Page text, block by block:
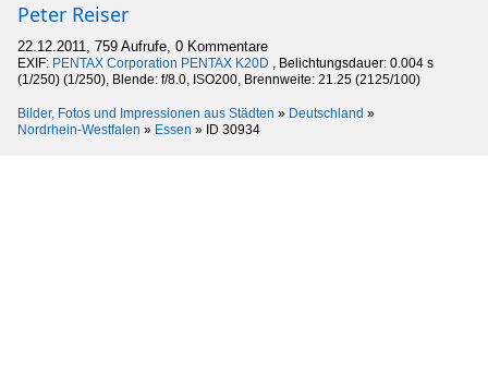
Peter Reiser
22.12.2011, 759 Aufrufe, 0 Kommentare
EXIF: PENTAX Corporation PENTAX K20D , Belichtungsdauer: 0.004 s
(1/250) (1/250), Blende: f/8.0, ISO200, Brennweite: 21.25 (2125/100)
Bilder, Fotos und Impressionen aus Städten » Deutschland »
Nordrhein-Westfalen » Essen » ID 30934